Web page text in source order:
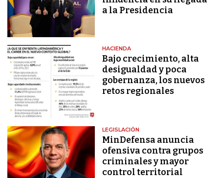
a la Presidencia
HACIENDA
Bajo crecimiento, alta
desigualdad y poca
gobernanza, los nuevos
retos regionales
LEGISLACIÓN
MinDefensa anuncia
ofensiva contra grupos
criminales y mayor
control territorial